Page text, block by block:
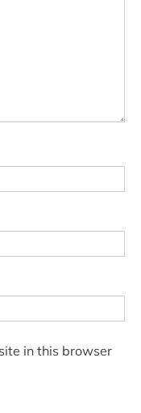
in this browser